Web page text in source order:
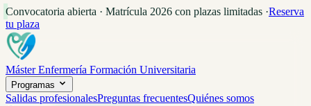
Convocatoria abierta · Matrícula 2026 con plazas limitadas ·Reserva
tu plaza
Máster Enfermería Formación Universitaria
Programas
Salidas profesionalesPreguntas frecuentesQuiénes somos